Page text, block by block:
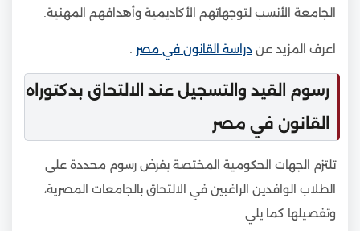
الجامعة الأنسب لتوجهاتهم الأكاديمية وأهدافهم المهنية.
اعرف المزيد عن دراسة القانون في مصر
رسوم القيد والتسجيل عند الالتحاق بدكتوراه
القانون في مصر
تلتزم الجهات الحكومية المختصة بفرض رسوم محددة على
الطلاب الوافدين الراغبين في الالتحاق بالجامعات المصرية،
وتفصيلها كما يلي: